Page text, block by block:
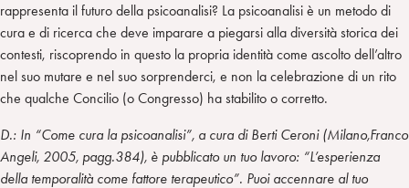
rappresenta il futuro della psicoanalisi? La psicoanalisi è un metodo di
cura e di ricerca che deve imparare a piegarsi alla diversità storica dei
contesti, riscoprendo in questo la propria identità come ascolto dell’altro
nel suo mutare e nel suo sorprenderci, e non la celebrazione di un rito
che qualche Concilio (o Congresso) ha stabilito o corretto.
D.: In “Come cura la psicoanalisi”, a cura di Berti Ceroni (Milano,Franco
Angeli, 2005, pagg.384), è pubblicato un tuo lavoro: “L’esperienza
della temporalità come fattore terapeutico”. Puoi accennare al tuo